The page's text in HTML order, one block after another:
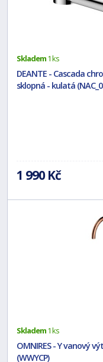
Skladem1 ks
DEANTE - Cascada
sklopná - kulatá
1 990 Kč
Skladem1 ks
OMNIRES - Y vanový
(WWYCP)